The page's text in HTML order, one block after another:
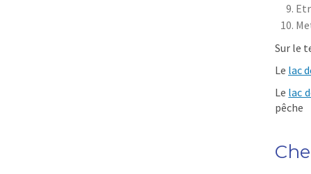
Sur le
Le lac
Le lac
pêche